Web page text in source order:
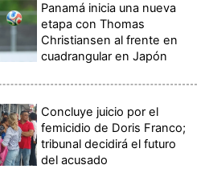
Panamá inicia una nueva
etapa con Thomas
Christiansen al frente en
cuadrangular en Japón
Concluye juicio por el
femicidio de Doris Franco;
tribunal decidirá el futuro
del acusado